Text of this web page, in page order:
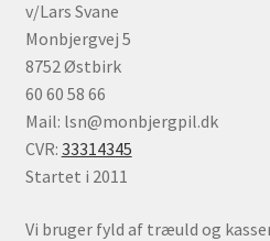
v/Lars Svane
Monbjergvej 5
8752 Østbirk
60 60 58 66
Mail: lsn@monbjergpil.dk
CVR: 33314345
Startet i 2011
Vi bruger fyld af træuld og